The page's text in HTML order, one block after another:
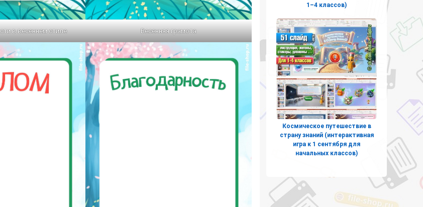
в весеннем стиле Весенняя грамота
1–4 классов)
Космическое путешествие в
страну знаний (интерактивная
игра к 1 сентября для
начальных классов)